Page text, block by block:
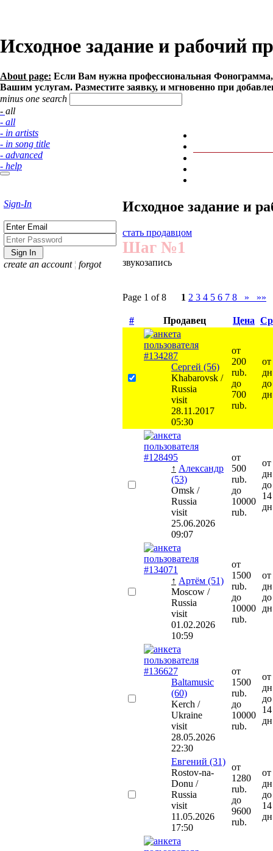
Исходное задание и рабочий
About page: Если Вам нужна профессиональная
Вашим услугам. Разместите заявку, и мгновенно при
minus one search
- all
- all
- in artists
- in song title
- advanced
- help
Sign-In
create an account ¦ forgot
Исходное задание и
стать продавцом
Шаг №1
звукозапись
Page 1 of 8 1 2 3 4 5 6 7 8 » »»
# Продавец Цена
Сергей (56)
Khabarovsk /
Russia
visit
28.11.2017
05:30
от
200
rub.
до
700
rub.
дн
↑ Александр
(53)
Omsk /
Russia
visit
25.06.2026
09:07
от
500
rub.
до
10000
rub.
до
14
дн
↑ Артём (51)
Moscow /
Russia
visit
01.02.2026
10:59
от
1500
rub.
до
10000
rub.
дн
Baltamusic
(60)
Kerch /
Ukraine
visit
28.05.2026
22:30
от
1500
rub.
до
10000
rub.
до
14
дн
Евгений (31)
Rostov-na-
Donu /
Russia
visit
11.05.2026
17:50
от
1280
rub.
до
9600
rub.
до
14
дн